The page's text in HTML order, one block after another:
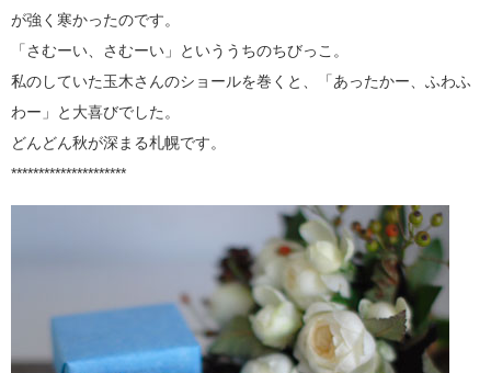
が強く寒かったのです。
「さむーい、さむーい」といううちのちびっこ。
私のしていた玉木さんのショールを巻くと、「あったかー、ふわふ
わー」と大喜びでした。
どんどん秋が深まる札幌です。
*********************